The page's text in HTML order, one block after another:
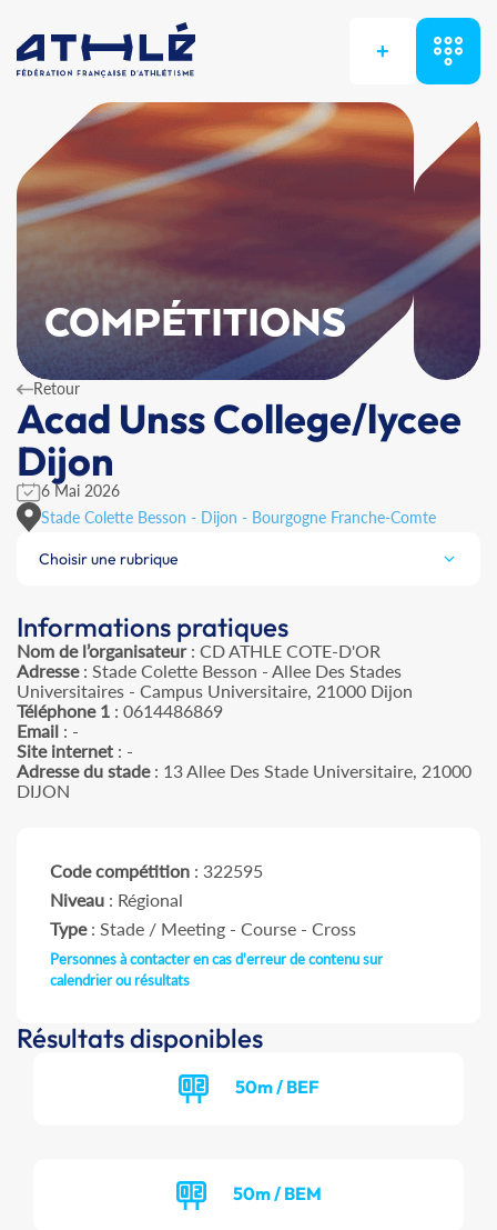
+
COMPÉTITIONS
Retour
Acad Unss College/lycee
Dijon
6 Mai 2026
Stade Colette Besson - Dijon - Bourgogne Franche-Comte
Choisir une rubrique
Informations pratiques
Nom de l’organisateur: CD ATHLE COTE-D'OR
Adresse: Stade Colette Besson - Allee Des Stades
Universitaires - Campus Universitaire, 21000 Dijon
Téléphone 1 : 0614486869
Email : -
Site internet : -
Adresse du stade: 13 Allee Des Stade Universitaire, 21000
DIJON
Code compétition : 322595
Niveau : Régional
Type: Stade / Meeting - Course - Cross
Personnes à contacter en cas d'erreur de contenu sur
calendrier ou résultats
Résultats disponibles
50m / BEF
50m / BEM